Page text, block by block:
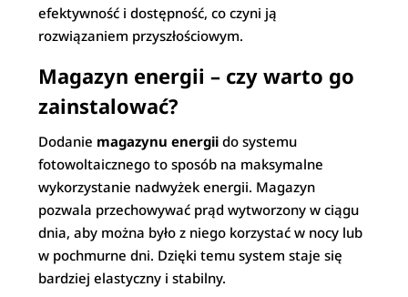
efektywność i dostępność, co czyni ją
rozwiązaniem przyszłościowym.
Magazyn energii – czy warto go
zainstalować?
Dodanie magazynu energii do systemu
fotowoltaicznego to sposób na maksymalne
wykorzystanie nadwyżek energii. Magazyn
pozwala przechowywać prąd wytworzony w ciągu
dnia, aby można było z niego korzystać w nocy lub
w pochmurne dni. Dzięki temu system staje się
bardziej elastyczny i stabilny.